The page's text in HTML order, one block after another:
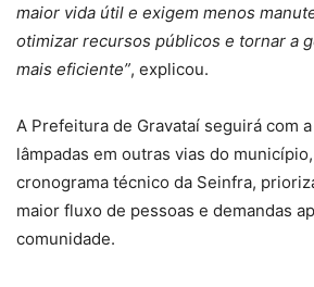
maior vida útil e exigem menos
otimizar recursos públicos e tornar a
mais eficiente”, explicou.
A Prefeitura de Gravataí seguirá com
lâmpadas em outras vias do
cronograma técnico da Seinfra,
maior fluxo de pessoas e demandas
comunidade.